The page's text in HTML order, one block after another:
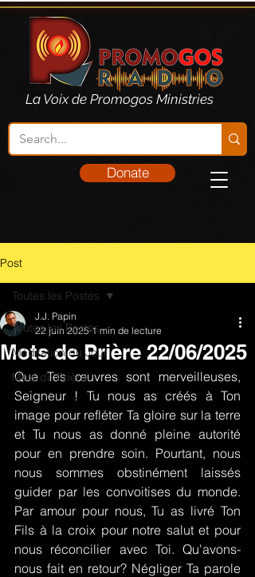
La Voix de Promogos Ministries
Donate
Post
Toutes les Postes
Méditation du Jour
Mots de Prière
Toutes les Postes
Mots de Prière 22/06/2025
J.J. Papin
22 juin 2025 1 min de lecture
Que Tes œuvres sont merveilleuses,
Seigneur ! Tu nous as créés à Ton
image pour refléter Ta gloire sur la terre
et Tu nous as donné pleine autorité
pour en prendre soin. Pourtant, nous
nous sommes obstinément laissés
guider par les convoitises du monde.
Par amour pour nous, Tu as livré Ton
Fils à la croix pour notre salut et pour
nous réconcilier avec Toi. Qu'avons-
nous fait en retour? Négliger Ta parole